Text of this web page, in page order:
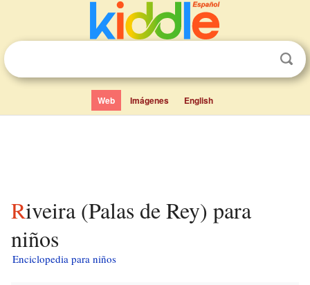
Web Imágenes English
Riveira (Palas de Rey) para
niños
Enciclopedia para niños